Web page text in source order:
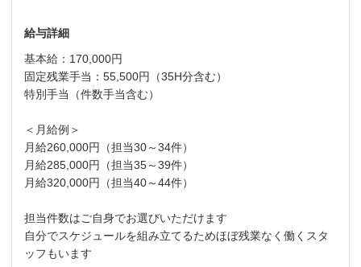
給与詳細
基本給：170,000円
固定残業手当：55,500円（35H分含む）
特別手当（件数手当含む）
＜月給例＞
月給260,000円（担当30～34件）
月給285,000円（担当35～39件）
月給320,000円（担当40～44件）
担当件数はご自身でお選びいただけます
自分でスケジュールを組み立てるためほぼ残業なく働くスタ
ッフもいます